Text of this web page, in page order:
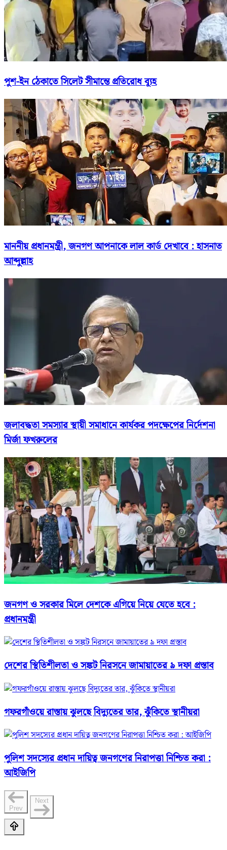
পুশ-ইন ঠেকাতে সিলেট সীমান্তে প্রতিরোধ ব্যূহ
মাননীয় প্রধানমন্ত্রী, জনগণ আপনাকে লাল কার্ড দেখাবে : হাসনাত
আব্দুল্লাহ
জলাবদ্ধতা সমস্যার স্থায়ী সমাধানে কার্যকর পদক্ষেপের নির্দেশনা
মির্জা ফখরুলের
জনগণ ও সরকার মিলে দেশকে এগিয়ে নিয়ে যেতে হবে :
প্রধানমন্ত্রী
দেশের স্থিতিশীলতা ও সঙ্কট নিরসনে জামায়াতের ৯ দফা প্রস্তাব
গফরগাঁওয়ে রাস্তায় ঝুলছে বিদ্যুতের তার, ঝুঁকিতে স্থানীয়রা
পুলিশ সদস্যের প্রধান দায়িত্ব জনগণের নিরাপত্তা নিশ্চিত করা :
আইজিপি
Prev